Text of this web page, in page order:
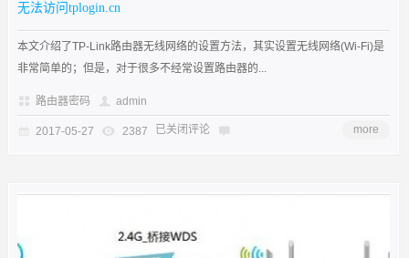
无法访问tplogin.cn
本文介绍了TP-Link路由器无线网络的设置方法，其实设置无线网络(Wi-Fi)是
非常简单的；但是，对于很多不经常设置路由器的...
路由器密码 admin
2017-05-27 2387 已关闭评论 more